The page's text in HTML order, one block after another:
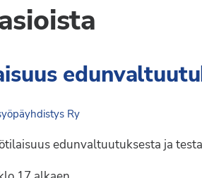
Ry
edunvaltuutuksesta ja